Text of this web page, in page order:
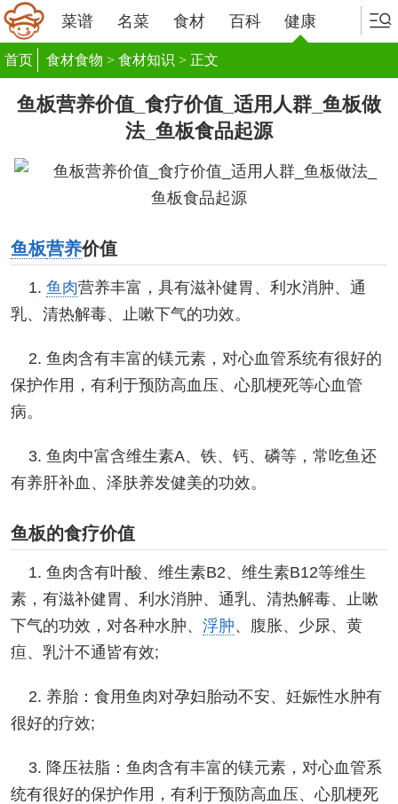
菜谱 名菜 食材 百科 健康
首页 食材食物 > 食材知识 > 正文
鱼板营养价值_食疗价值_适用人群_鱼板做
法_鱼板食品起源
鱼板营养价值
1. 鱼肉营养丰富，具有滋补健胃、利水消肿、通
乳、清热解毒、止嗽下气的功效。
2. 鱼肉含有丰富的镁元素，对心血管系统有很好的
保护作用，有利于预防高血压、心肌梗死等心血管
病。
3. 鱼肉中富含维生素A、铁、钙、磷等，常吃鱼还
有养肝补血、泽肤养发健美的功效。
鱼板的食疗价值
1. 鱼肉含有叶酸、维生素B2、维生素B12等维生
素，有滋补健胃、利水消肿、通乳、清热解毒、止嗽
下气的功效，对各种水肿、 浮肿、腹胀、少尿、黄
疸、乳汁不通皆有效;
2. 养胎：食用鱼肉对孕妇胎动不安、妊娠性水肿有
很好的疗效;
3. 降压祛脂：鱼肉含有丰富的镁元素，对心血管系
统有很好的保护作用，有利于预防高血压、心肌梗死